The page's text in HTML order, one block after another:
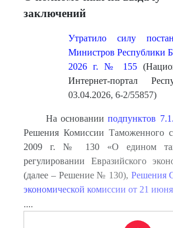
заключений
Утратило силу
Министров Республики
2026 г. № 155
Интернет-портал
03.04.2026, 6-2/55857)
На основанииподпунктов
Решения Комиссии Таможенного
2009 г. № 130 «О едином
регулировании Евразийского
(далее – Решение № 130), Решения
экономической комиссии от 21
....